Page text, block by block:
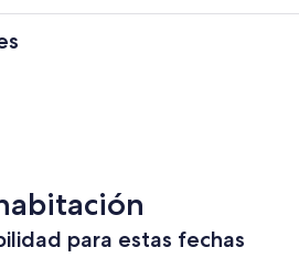
para estas fechas